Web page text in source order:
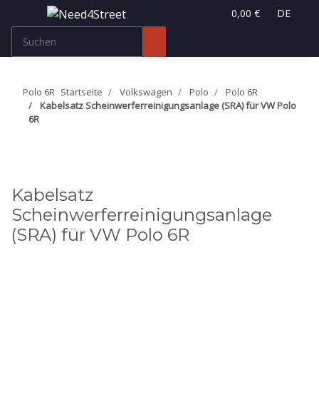
0,00 € DE
Polo 6R Startseite Volkswagen Polo
Polo 6R
Kabelsatz Scheinwerferreinigungsanlage (SRA) für VW Polo
6R
Kabelsatz
Scheinwerferreinigungsanlage
(SRA) für VW Polo 6R